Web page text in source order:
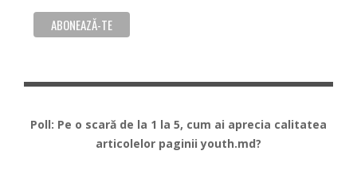
Poll: Pe o scară de la 1 la 5, cum ai aprecia calitatea
articolelor paginii youth.md?